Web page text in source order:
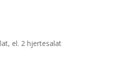
el. 2 hjertesalat